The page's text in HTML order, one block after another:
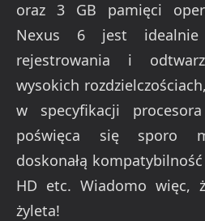
oraz 3 GB pamięci
Nexus 6 jest idealnie
rejestrowania i
wysokich
w specyfikacji
poświęca się sporo
doskonałą
HD etc. Wiadomo więc,
żyleta!